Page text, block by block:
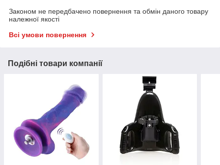
Законом не передбачено повернення та обмін даного товару
належної якості
Всі умови повернення
Подібні товари компанії